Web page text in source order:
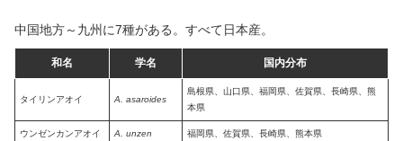
中国地方～九州に7種がある。すべて日本産。
和名 学名 国内分布
タイリンアオイ A. asaroides
島根県、山口県、福岡県、佐賀県、長崎県、熊
本県
ウンゼンカンアオイ A. unzen 福岡県、佐賀県、長崎県、熊本県